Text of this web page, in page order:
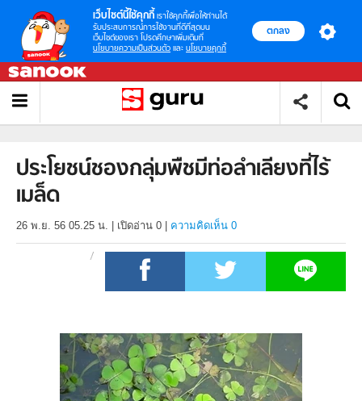
เว็บไซต์นี้ใช้คุกกี้ เราใช้คุกกี้เพื่อให้ท่านได้
รับประสบการณ์การใช้งานที่ดีที่สุดบน
เว็บไซต์ของเรา โปรดศึกษาเพิ่มเติมที่
นโยบายความเป็นส่วนตัว และ นโยบายคุกกี้
ตกลง
ประโยชน์ชองกลุ่มพืชมีท่อลำเลียงที่ไร้
เมล็ด
26 พ.ย. 56 05.25 น. เปิดอ่าน 0 ความคิดเห็น 0